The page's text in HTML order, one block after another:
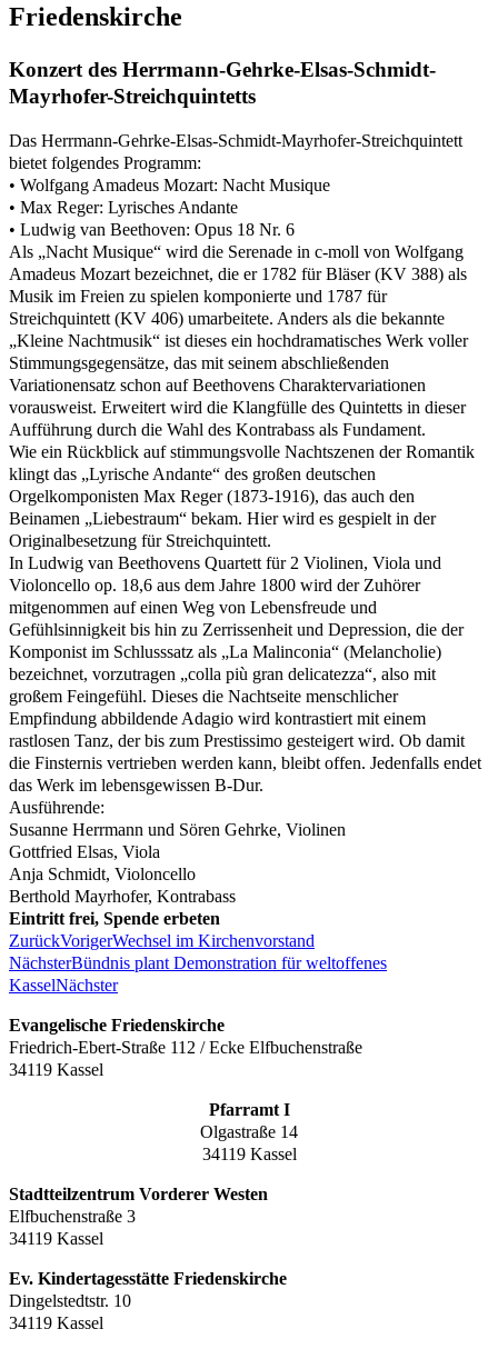
Friedenskirche
Konzert des Herrmann-Gehrke-Elsas-Schmidt-
Mayrhofer-Streichquintetts
Das Herrmann-Gehrke-Elsas-Schmidt-Mayrhofer-Streichquintett
bietet folgendes Programm:
• Wolfgang Amadeus Mozart: Nacht Musique
• Max Reger: Lyrisches Andante
• Ludwig van Beethoven: Opus 18 Nr. 6
Als „Nacht Musique“ wird die Serenade in c-moll von Wolfgang
Amadeus Mozart bezeichnet, die er 1782 für Bläser (KV 388) als
Musik im Freien zu spielen komponierte und 1787 für
Streichquintett (KV 406) umarbeitete. Anders als die bekannte
„Kleine Nachtmusik“ ist dieses ein hochdramatisches Werk voller
Stimmungsgegensätze, das mit seinem abschließenden
Variationensatz schon auf Beethovens Charaktervariationen
vorausweist. Erweitert wird die Klangfülle des Quintetts in dieser
Aufführung durch die Wahl des Kontrabass als Fundament.
Wie ein Rückblick auf stimmungsvolle Nachtszenen der Romantik
klingt das „Lyrische Andante“ des großen deutschen
Orgelkomponisten Max Reger (1873-1916), das auch den
Beinamen „Liebestraum“ bekam. Hier wird es gespielt in der
Originalbesetzung für Streichquintett.
In Ludwig van Beethovens Quartett für 2 Violinen, Viola und
Violoncello op. 18,6 aus dem Jahre 1800 wird der Zuhörer
mitgenommen auf einen Weg von Lebensfreude und
Gefühlsinnigkeit bis hin zu Zerrissenheit und Depression, die der
Komponist im Schlusssatz als „La Malinconia“ (Melancholie)
bezeichnet, vorzutragen „colla più gran delicatezza“, also mit
großem Feingefühl. Dieses die Nachtseite menschlicher
Empfindung abbildende Adagio wird kontrastiert mit einem
rastlosen Tanz, der bis zum Prestissimo gesteigert wird. Ob damit
die Finsternis vertrieben werden kann, bleibt offen. Jedenfalls endet
das Werk im lebensgewissen B-Dur.
Ausführende:
Susanne Herrmann und Sören Gehrke, Violinen
Gottfried Elsas, Viola
Anja Schmidt, Violoncello
Berthold Mayrhofer, Kontrabass
Eintritt frei, Spende erbeten
ZurückVorigerWechsel im Kirchenvorstand
NächsterBündnis plant Demonstration für weltoffenes
KasselNächster
Evangelische Friedenskirche
Friedrich-Ebert-Straße 112 / Ecke Elfbuchenstraße
34119 Kassel
Pfarramt I
Olgastraße 14
34119 Kassel
Stadtteilzentrum Vorderer Westen
Elfbuchenstraße 3
34119 Kassel
Ev. Kindertagesstätte Friedenskirche
Dingelstedtstr. 10
34119 Kassel